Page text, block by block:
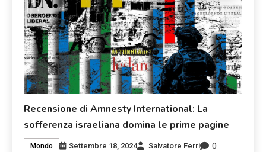
Recensione di Amnesty International: La
sofferenza israeliana domina le prime pagine
Mondo Settembre 18, 2024 Salvatore Ferri 0